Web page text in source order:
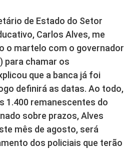
de Estado do Setor
Carlos Alves, me
o martelo com o governador
para chamar os
que a banca já foi
definirá as datas. Ao todo,
1.400 remanescentes do
sobre prazos, Alves
mês de agosto, será
dos policiais que terão